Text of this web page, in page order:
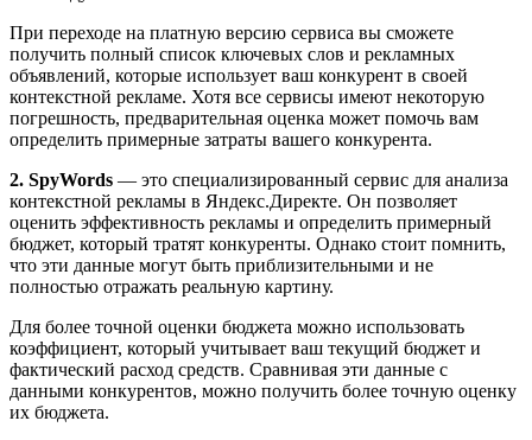
При переходе на платную версию сервиса вы сможете
получить полный список ключевых слов и рекламных
объявлений, которые использует ваш конкурент в своей
контекстной рекламе. Хотя все сервисы имеют некоторую
погрешность, предварительная оценка может помочь вам
определить примерные затраты вашего конкурента.
2. SpyWords — это специализированный сервис для анализа
контекстной рекламы в Яндекс.Директе. Он позволяет
оценить эффективность рекламы и определить примерный
бюджет, который тратят конкуренты. Однако стоит помнить,
что эти данные могут быть приблизительными и не
полностью отражать реальную картину.
Для более точной оценки бюджета можно использовать
коэффициент, который учитывает ваш текущий бюджет и
фактический расход средств. Сравнивая эти данные с
данными конкурентов, можно получить более точную оценку
их бюджета.